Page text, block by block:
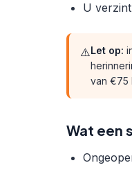
U
⚠️Let op:
van €75
Wat een